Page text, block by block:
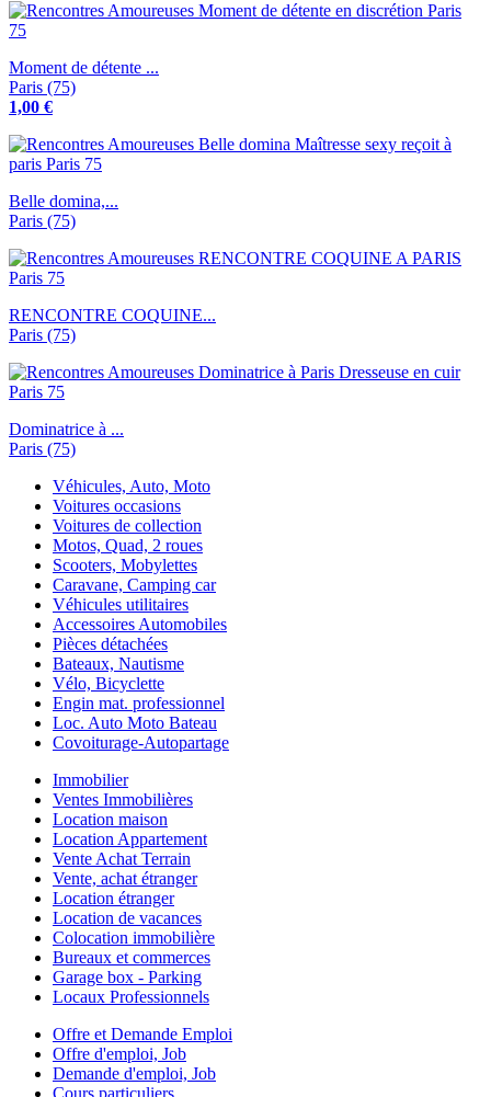
Moment de détente ...
Paris (75)
1,00 €
Belle domina,...
Paris (75)
RENCONTRE COQUINE...
Paris (75)
Dominatrice à ...
Paris (75)
Véhicules, Auto, Moto
Voitures occasions
Voitures de collection
Motos, Quad, 2 roues
Scooters, Mobylettes
Caravane, Camping car
Véhicules utilitaires
Accessoires Automobiles
Pièces détachées
Bateaux, Nautisme
Vélo, Bicyclette
Engin mat. professionnel
Loc. Auto Moto Bateau
Covoiturage-Autopartage
Immobilier
Ventes Immobilières
Location maison
Location Appartement
Vente Achat Terrain
Vente, achat étranger
Location étranger
Location de vacances
Colocation immobilière
Bureaux et commerces
Garage box - Parking
Locaux Professionnels
Offre et Demande Emploi
Offre d'emploi, Job
Demande d'emploi, Job
Cours particuliers